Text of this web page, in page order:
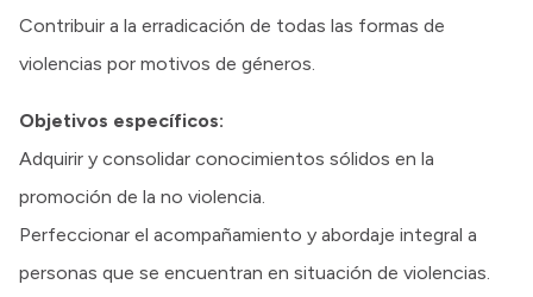
Contribuir a la erradicación de todas las formas de
violencias por motivos de géneros.
Objetivos específicos:
Adquirir y consolidar conocimientos sólidos en la
promoción de la no violencia.
Perfeccionar el acompañamiento y abordaje integral a
personas que se encuentran en situación de violencias.